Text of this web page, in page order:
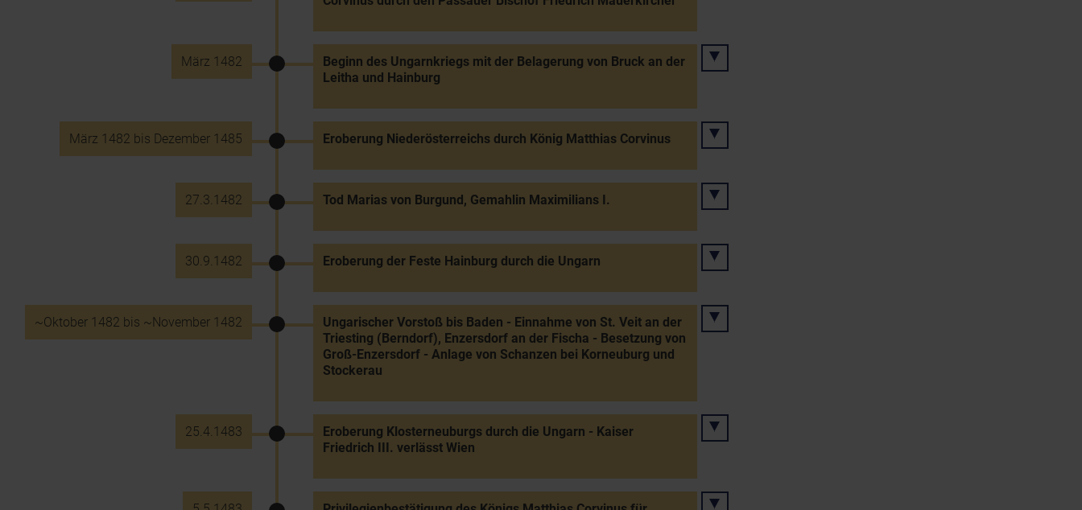
März 1482
Beginn des Ungarnkriegs mit der Belagerung von Bruck an der
Leitha und Hainburg
März 1482 bis Dezember 1485 Eroberung Niederösterreichs durch König Matthias Corvinus
27.3.1482 Tod Marias von Burgund, Gemahlin Maximilians I.
30.9.1482 Eroberung der Feste Hainburg durch die Ungarn
~Oktober 1482 bis ~November 1482
Ungarischer Vorstoß bis Baden - Einnahme von St. Veit an der
Triesting (Berndorf), Enzersdorf an der Fischa - Besetzung von
Groß-Enzersdorf - Anlage von Schanzen bei Korneuburg und
Stockerau
25.4.1483
Eroberung Klosterneuburgs durch die Ungarn - Kaiser
Friedrich III. verlässt Wien